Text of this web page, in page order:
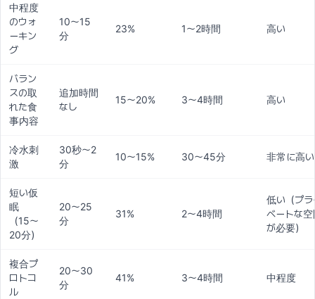
中程度
のウォ
ーキン
グ
10〜15
分
23% 1〜2時間 高い
バラン
スの取
れた食
事内容
追加時間
なし
15〜20% 3〜4時間 高い
冷水刺
激
30秒〜2
分
10〜15% 30〜45分 非常に高い
短い仮
眠
（15〜
20分）
20〜25
分
31% 2〜4時間
低い（プラ
ベートな
が必要）
複合プ
ロトコ
ル
20〜30
分
41% 3〜4時間 中程度